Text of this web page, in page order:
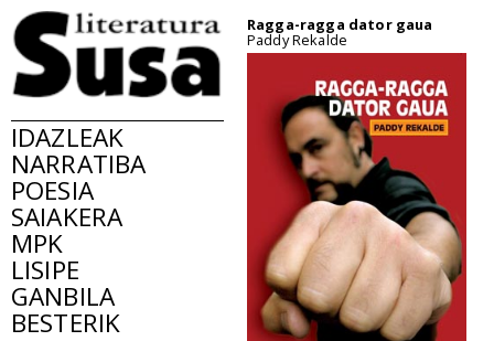
IDAZLEAK
NARRATIBA
POESIA
SAIAKERA
MPK
LISIPE
GANBILA
BESTERIK
Ragga-ragga dator gaua
Paddy Rekalde